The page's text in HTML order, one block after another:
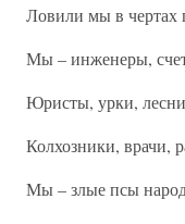
Ловили мы в чертах
Мы – инженеры,
Юристы, урки,
Колхозники, врачи,
Мы – злые псы